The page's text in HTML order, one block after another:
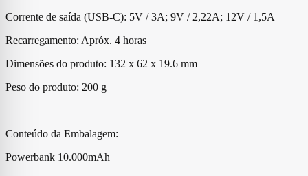
Corrente de saída (USB-C): 5V / 3A; 9V / 2,22A; 12V / 1,5A
Recarregamento: Apróx. 4 horas
Dimensões do produto: 132 x 62 x 19.6 mm
Peso do produto: 200 g
Conteúdo da Embalagem:
Powerbank 10.000mAh